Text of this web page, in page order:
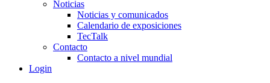
Noticias
Noticias y comunicados
Calendario de exposiciones
TecTalk
Contacto
Contacto a nivel mundial
Login